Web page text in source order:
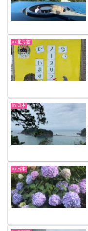
in 北海道
in 日本
in 日本